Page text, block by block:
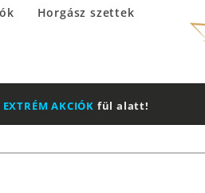
Horgász szettek
EXTRÉM AKCIÓK fül alatt!